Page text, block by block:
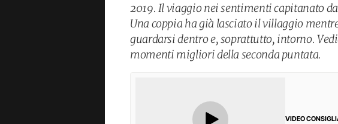
2019. Il viaggio nei sentimenti capitanato
Una coppia ha già lasciato il villaggio
guardarsi dentro e, soprattutto, intorno.
momenti migliori della seconda puntata.
VIDEO